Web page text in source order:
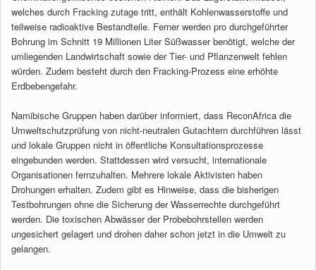
welches durch Fracking zutage tritt, enthält Kohlenwasserstoffe und
teilweise radioaktive Bestandteile. Ferner werden pro durchgeführter
Bohrung im Schnitt 19 Millionen Liter Süßwasser benötigt, welche der
umliegenden Landwirtschaft sowie der Tier- und Pflanzenwelt fehlen
würden. Zudem besteht durch den Fracking-Prozess eine erhöhte
Erdbebengefahr.
Namibische Gruppen haben darüber informiert, dass ReconAfrica die
Umweltschutzprüfung von nicht-neutralen Gutachtern durchführen lässt
und lokale Gruppen nicht in öffentliche Konsultationsprozesse
eingebunden werden. Stattdessen wird versucht, internationale
Organisationen fernzuhalten. Mehrere lokale Aktivisten haben
Drohungen erhalten. Zudem gibt es Hinweise, dass die bisherigen
Testbohrungen ohne die Sicherung der Wasserrechte durchgeführt
werden. Die toxischen Abwässer der Probebohrstellen werden
ungesichert gelagert und drohen daher schon jetzt in die Umwelt zu
gelangen.